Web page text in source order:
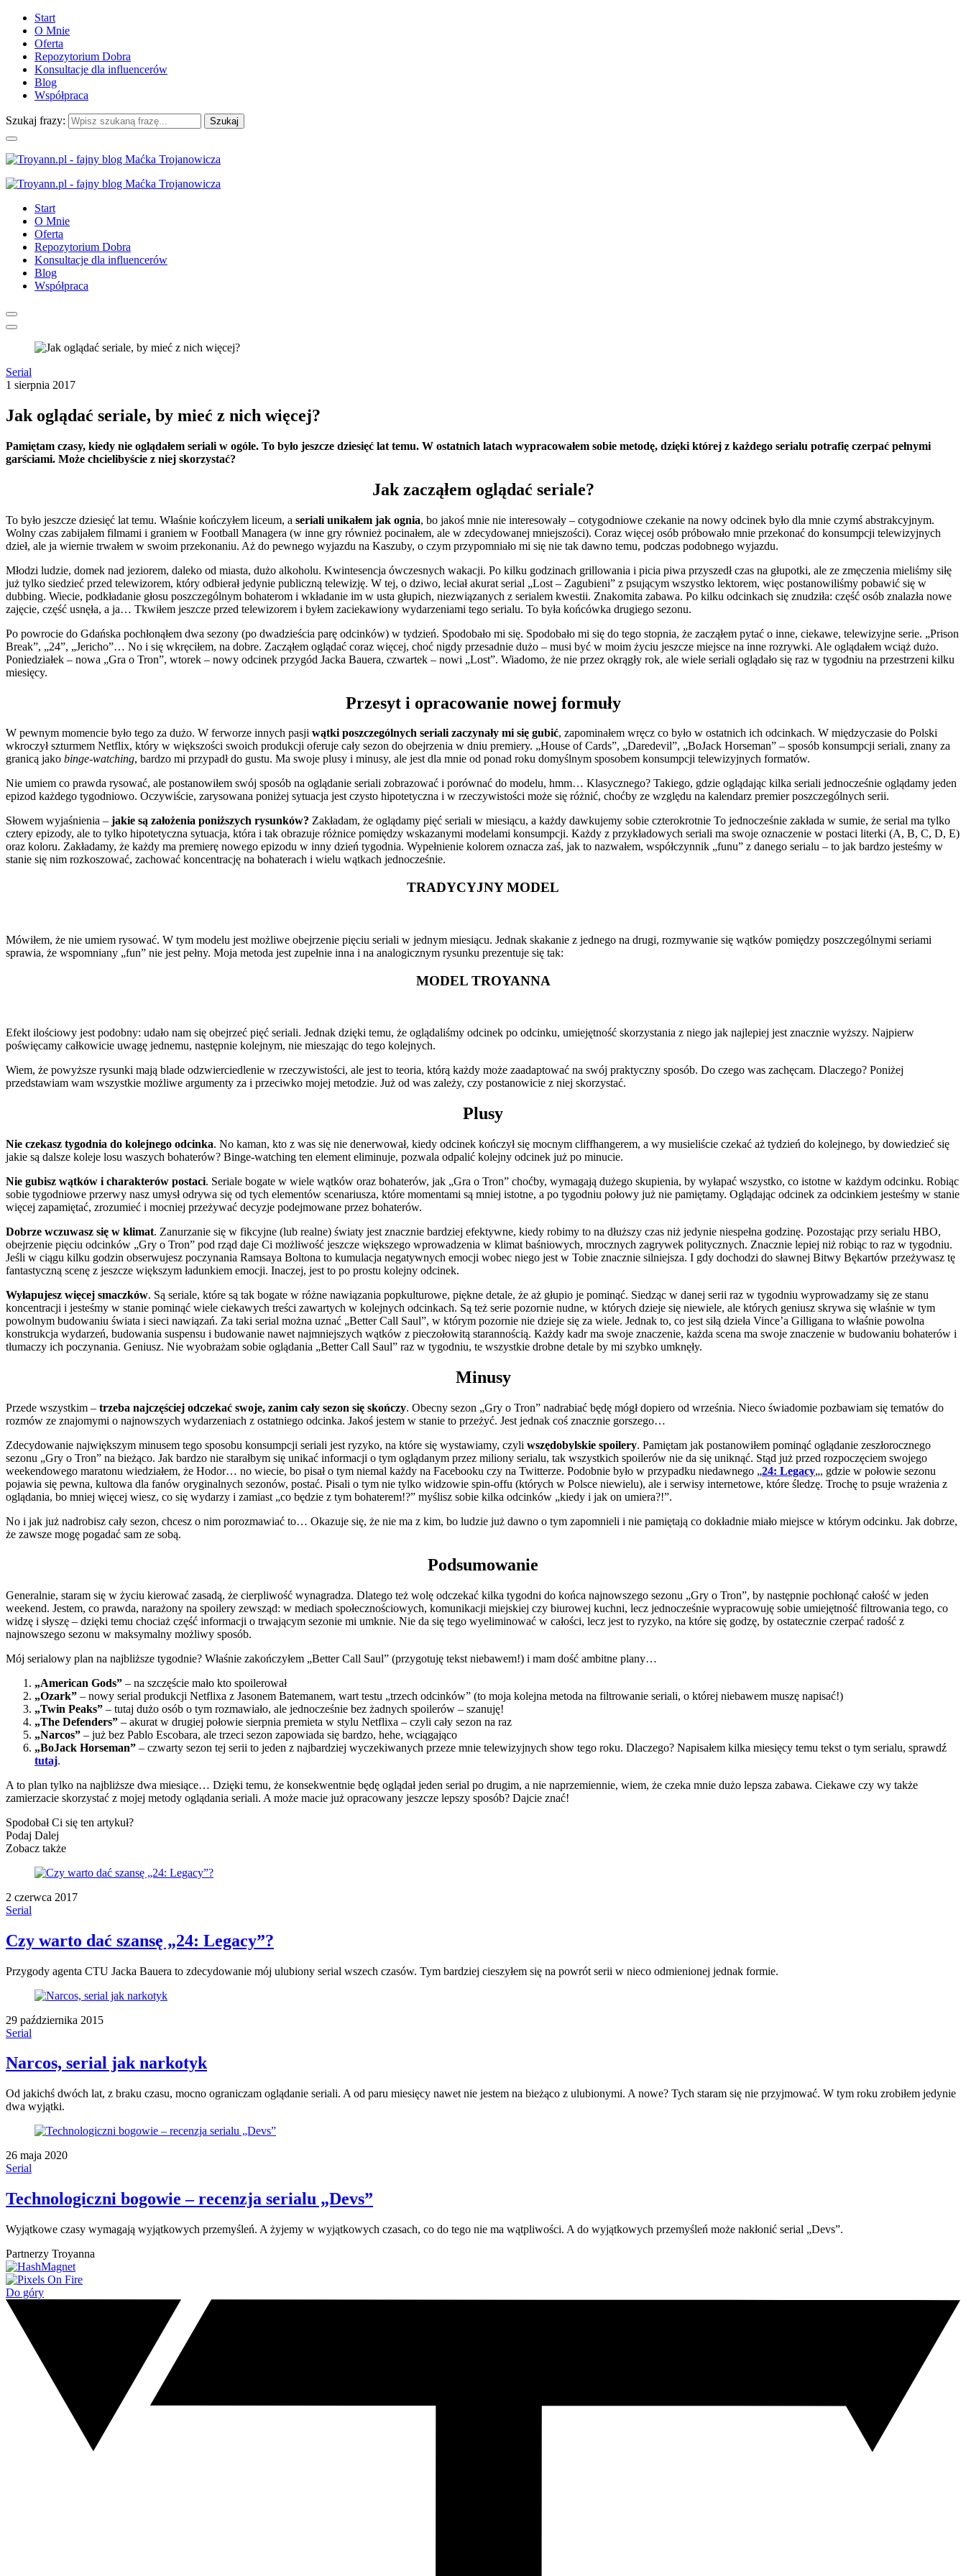
Start
O Mnie
Oferta
Repozytorium Dobra
Konsultacje dla influencerów
Blog
Współpraca
Szukaj frazy:
Start
O Mnie
Oferta
Repozytorium Dobra
Konsultacje dla influencerów
Blog
Współpraca
Serial
1 sierpnia 2017
Jak oglądać seriale, by mieć z nich więcej?
Pamiętam czasy, kiedy nie oglądałem seriali w ogóle. To było jeszcze dziesięć lat temu. W ostatnich latach wypracowałem sobie metodę, dzięki której z każdego serialu potrafię czerpać pełnymi
garściami. Może chcielibyście z niej skorzystać?
Jak zacząłem oglądać seriale?
To było jeszcze dziesięć lat temu. Właśnie kończyłem liceum, a seriali unikałem jak ognia, bo jakoś mnie nie interesowały – cotygodniowe czekanie na nowy odcinek było dla mnie czymś abstrakcyjnym.
Wolny czas zabijałem filmami i graniem w Football Managera (w inne gry również pocinałem, ale w zdecydowanej mniejszości). Coraz więcej osób próbowało mnie przekonać do konsumpcji telewizyjnych
dzieł, ale ja wiernie trwałem w swoim przekonaniu. Aż do pewnego wyjazdu na Kaszuby, o czym przypomniało mi się nie tak dawno temu, podczas podobnego wyjazdu.
Młodzi ludzie, domek nad jeziorem, daleko od miasta, dużo alkoholu. Kwintesencja ówczesnych wakacji. Po kilku godzinach grillowania i picia piwa przyszedł czas na głupotki, ale ze zmęczenia mieliśmy siłę
już tylko siedzieć przed telewizorem, który odbierał jedynie publiczną telewizję. W tej, o dziwo, leciał akurat serial „Lost – Zagubieni” z psującym wszystko lektorem, więc postanowiliśmy pobawić się w
dubbing. Wiecie, podkładanie głosu poszczególnym bohaterom i wkładanie im w usta głupich, niezwiązanych z serialem kwestii. Znakomita zabawa. Po kilku odcinkach się znudziła: część osób znalazła nowe
zajęcie, część usnęła, a ja… Tkwiłem jeszcze przed telewizorem i byłem zaciekawiony wydarzeniami tego serialu. To była końcówka drugiego sezonu.
Po powrocie do Gdańska pochłonąłem dwa sezony (po dwadzieścia parę odcinków) w tydzień. Spodobało mi się. Spodobało mi się do tego stopnia, że zacząłem pytać o inne, ciekawe, telewizyjne serie. „Prison
Break”, „24”, „Jericho”… No i się wkręciłem, na dobre. Zacząłem oglądać coraz więcej, choć nigdy przesadnie dużo – musi być w moim życiu jeszcze miejsce na inne rozrywki. Ale oglądałem wciąż dużo.
Poniedziałek – nowa „Gra o Tron”, wtorek – nowy odcinek przygód Jacka Bauera, czwartek – nowi „Lost”. Wiadomo, że nie przez okrągły rok, ale wiele seriali oglądało się raz w tygodniu na przestrzeni kilku
miesięcy.
Przesyt i opracowanie nowej formuły
W pewnym momencie było tego za dużo. W ferworze innych pasji wątki poszczególnych seriali zaczynały mi się gubić, zapominałem wręcz co było w ostatnich ich odcinkach. W międzyczasie do Polski
wkroczył szturmem Netflix, który w większości swoich produkcji oferuje cały sezon do obejrzenia w dniu premiery. „House of Cards”, „Daredevil”, „BoJack Horseman” – sposób konsumpcji seriali, znany za
granicą jako binge-watching, bardzo mi przypadł do gustu. Ma swoje plusy i minusy, ale jest dla mnie od ponad roku domyślnym sposobem konsumpcji telewizyjnych formatów.
Nie umiem co prawda rysować, ale postanowiłem swój sposób na oglądanie seriali zobrazować i porównać do modelu, hmm… Klasycznego? Takiego, gdzie oglądając kilka seriali jednocześnie oglądamy jeden
epizod każdego tygodniowo. Oczywiście, zarysowana poniżej sytuacja jest czysto hipotetyczna i w rzeczywistości może się różnić, choćby ze względu na kalendarz premier poszczególnych serii.
Słowem wyjaśnienia – jakie są założenia poniższych rysunków? Zakładam, że oglądamy pięć seriali w miesiącu, a każdy dawkujemy sobie czterokrotnie To jednocześnie zakłada w sumie, że serial ma tylko
cztery epizody, ale to tylko hipotetyczna sytuacja, która i tak obrazuje różnice pomiędzy wskazanymi modelami konsumpcji. Każdy z przykładowych seriali ma swoje oznaczenie w postaci literki (A, B, C, D, E)
oraz koloru. Zakładamy, że każdy ma premierę nowego epizodu w inny dzień tygodnia. Wypełnienie kolorem oznacza zaś, jak to nazwałem, współczynnik „funu” z danego serialu – to jak bardzo jesteśmy w
stanie się nim rozkoszować, zachować koncentrację na bohaterach i wielu wątkach jednocześnie.
TRADYCYJNY MODEL
Mówiłem, że nie umiem rysować. W tym modelu jest możliwe obejrzenie pięciu seriali w jednym miesiącu. Jednak skakanie z jednego na drugi, rozmywanie się wątków pomiędzy poszczególnymi seriami
sprawia, że wspomniany „fun” nie jest pełny. Moja metoda jest zupełnie inna i na analogicznym rysunku prezentuje się tak:
MODEL TROYANNA
Efekt ilościowy jest podobny: udało nam się obejrzeć pięć seriali. Jednak dzięki temu, że oglądaliśmy odcinek po odcinku, umiejętność skorzystania z niego jak najlepiej jest znacznie wyższy. Najpierw
poświęcamy całkowicie uwagę jednemu, następnie kolejnym, nie mieszając do tego kolejnych.
Wiem, że powyższe rysunki mają blade odzwierciedlenie w rzeczywistości, ale jest to teoria, którą każdy może zaadaptować na swój praktyczny sposób. Do czego was zachęcam. Dlaczego? Poniżej
przedstawiam wam wszystkie możliwe argumenty za i przeciwko mojej metodzie. Już od was zależy, czy postanowicie z niej skorzystać.
Plusy
Nie czekasz tygodnia do kolejnego odcinka. No kaman, kto z was się nie denerwował, kiedy odcinek kończył się mocnym cliffhangerem, a wy musieliście czekać aż tydzień do kolejnego, by dowiedzieć się
jakie są dalsze koleje losu waszych bohaterów? Binge-watching ten element eliminuje, pozwala odpalić kolejny odcinek już po minucie.
Nie gubisz wątków i charakterów postaci. Seriale bogate w wiele wątków oraz bohaterów, jak „Gra o Tron” choćby, wymagają dużego skupienia, by wyłapać wszystko, co istotne w każdym odcinku. Robiąc
sobie tygodniowe przerwy nasz umysł odrywa się od tych elementów scenariusza, które momentami są mniej istotne, a po tygodniu połowy już nie pamiętamy. Oglądając odcinek za odcinkiem jesteśmy w stanie
więcej zapamiętać, zrozumieć i mocniej przeżywać decyzje podejmowane przez bohaterów.
Dobrze wczuwasz się w klimat. Zanurzanie się w fikcyjne (lub realne) światy jest znacznie bardziej efektywne, kiedy robimy to na dłuższy czas niż jedynie niespełna godzinę. Pozostając przy serialu HBO,
obejrzenie pięciu odcinków „Gry o Tron” pod rząd daje Ci możliwość jeszcze większego wprowadzenia w klimat baśniowych, mrocznych zagrywek politycznych. Znacznie lepiej niż robiąc to raz w tygodniu.
Jeśli w ciągu kilku godzin obserwujesz poczynania Ramsaya Boltona to kumulacja negatywnych emocji wobec niego jest w Tobie znacznie silniejsza. I gdy dochodzi do sławnej Bitwy Bękartów przeżywasz tę
fantastyczną scenę z jeszcze większym ładunkiem emocji. Inaczej, jest to po prostu kolejny odcinek.
Wyłapujesz więcej smaczków. Są seriale, które są tak bogate w różne nawiązania popkulturowe, piękne detale, że aż głupio je pominąć. Siedząc w danej serii raz w tygodniu wyprowadzamy się ze stanu
koncentracji i jesteśmy w stanie pominąć wiele ciekawych treści zawartych w kolejnych odcinkach. Są też serie pozornie nudne, w których dzieje się niewiele, ale których geniusz skrywa się właśnie w tym
powolnym budowaniu świata i sieci nawiązań. Za taki serial można uznać „Better Call Saul”, w którym pozornie nie dzieje się za wiele. Jednak to, co jest siłą dzieła Vince’a Gilligana to właśnie powolna
konstrukcja wydarzeń, budowania suspensu i budowanie nawet najmniejszych wątków z pieczołowitą starannością. Każdy kadr ma swoje znaczenie, każda scena ma swoje znaczenie w budowaniu bohaterów i
tłumaczy ich poczynania. Geniusz. Nie wyobrażam sobie oglądania „Better Call Saul” raz w tygodniu, te wszystkie drobne detale by mi szybko umknęły.
Minusy
Przede wszystkim – trzeba najczęściej odczekać swoje, zanim cały sezon się skończy. Obecny sezon „Gry o Tron” nadrabiać będę mógł dopiero od września. Nieco świadomie pozbawiam się tematów do
rozmów ze znajomymi o najnowszych wydarzeniach z ostatniego odcinka. Jakoś jestem w stanie to przeżyć. Jest jednak coś znacznie gorszego…
Zdecydowanie największym minusem tego sposobu konsumpcji seriali jest ryzyko, na które się wystawiamy, czyli wszędobylskie spoilery. Pamiętam jak postanowiłem pominąć oglądanie zeszłorocznego
sezonu „Gry o Tron” na bieżąco. Jak bardzo nie starałbym się unikać informacji o tym oglądanym przez miliony serialu, tak wszystkich spoilerów nie da się uniknąć. Stąd już przed rozpoczęciem swojego
weekendowego maratonu wiedziałem, że Hodor… no wiecie, bo pisał o tym niemal każdy na Facebooku czy na Twitterze. Podobnie było w przypadku niedawnego „24: Legacy„, gdzie w połowie sezonu
pojawia się pewna, kultowa dla fanów oryginalnych sezonów, postać. Pisali o tym nie tylko widzowie spin-offu (których w Polsce niewielu), ale i serwisy internetowe, które śledzę. Trochę to psuje wrażenia z
oglądania, bo mniej więcej wiesz, co się wydarzy i zamiast „co będzie z tym bohaterem!?” myślisz sobie kilka odcinków „kiedy i jak on umiera?!”.
No i jak już nadrobisz cały sezon, chcesz o nim porozmawiać to… Okazuje się, że nie ma z kim, bo ludzie już dawno o tym zapomnieli i nie pamiętają co dokładnie miało miejsce w którym odcinku. Jak dobrze,
że zawsze mogę pogadać sam ze sobą.
Podsumowanie
Generalnie, staram się w życiu kierować zasadą, że cierpliwość wynagradza. Dlatego też wolę odczekać kilka tygodni do końca najnowszego sezonu „Gry o Tron”, by następnie pochłonąć całość w jeden
weekend. Jestem, co prawda, narażony na spoilery zewsząd: w mediach społecznościowych, komunikacji miejskiej czy biurowej kuchni, lecz jednocześnie wypracowuję sobie umiejętność filtrowania tego, co
widzę i słyszę – dzięki temu chociaż część informacji o trwającym sezonie mi umknie. Nie da się tego wyeliminować w całości, lecz jest to ryzyko, na które się godzę, by ostatecznie czerpać radość z
najnowszego sezonu w maksymalny możliwy sposób.
Mój serialowy plan na najbliższe tygodnie? Właśnie zakończyłem „Better Call Saul” (przygotuję tekst niebawem!) i mam dość ambitne plany…
„American Gods” – na szczęście mało kto spoilerował
„Ozark” – nowy serial produkcji Netflixa z Jasonem Batemanem, wart testu „trzech odcinków” (to moja kolejna metoda na filtrowanie seriali, o której niebawem muszę napisać!)
„Twin Peaks” – tutaj dużo osób o tym rozmawiało, ale jednocześnie bez żadnych spoilerów – szanuję!
„The Defenders” – akurat w drugiej połowie sierpnia premieta w stylu Netflixa – czyli cały sezon na raz
„Narcos” – już bez Pablo Escobara, ale trzeci sezon zapowiada się bardzo, hehe, wciągająco
„BoJack Horseman” – czwarty sezon tej serii to jeden z najbardziej wyczekiwanych przeze mnie telewizyjnych show tego roku. Dlaczego? Napisałem kilka miesięcy temu tekst o tym serialu, sprawdź
tutaj.
A to plan tylko na najbliższe dwa miesiące… Dzięki temu, że konsekwentnie będę oglądał jeden serial po drugim, a nie naprzemiennie, wiem, że czeka mnie dużo lepsza zabawa. Ciekawe czy wy także
zamierzacie skorzystać z mojej metody oglądania seriali. A może macie już opracowany jeszcze lepszy sposób? Dajcie znać!
Spodobał Ci się ten artykuł?
Podaj Dalej
Zobacz także
2 czerwca 2017
Serial
Czy warto dać szansę „24: Legacy”?
Przygody agenta CTU Jacka Bauera to zdecydowanie mój ulubiony serial wszech czasów. Tym bardziej cieszyłem się na powrót serii w nieco odmienionej jednak formie.
29 października 2015
Serial
Narcos, serial jak narkotyk
Od jakichś dwóch lat, z braku czasu, mocno ograniczam oglądanie seriali. A od paru miesięcy nawet nie jestem na bieżąco z ulubionymi. A nowe? Tych staram się nie przyjmować. W tym roku zrobiłem jedynie
dwa wyjątki.
26 maja 2020
Serial
Technologiczni bogowie – recenzja serialu „Devs”
Wyjątkowe czasy wymagają wyjątkowych przemyśleń. A żyjemy w wyjątkowych czasach, co do tego nie ma wątpliwości. A do wyjątkowych przemyśleń może nakłonić serial „Devs”.
Partnerzy Troyanna
Do góry